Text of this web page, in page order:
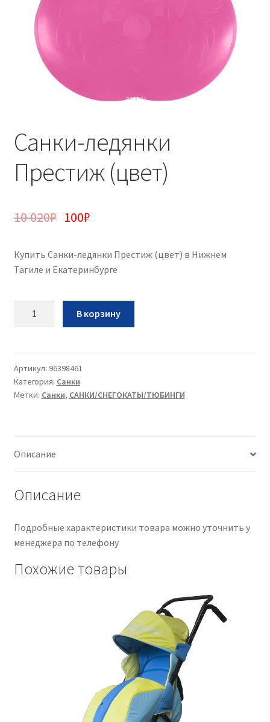
Санки-ледянки
Престиж (цвет)
10 020₽ 100₽
Купить Санки-ледянки Престиж (цвет) в Нижнем
Тагиле и Екатеринбурге
(цвет)
В корзину
Артикул: 96398461
Категория: Санки
Метки: Санки, САНКИ/СНЕГОКАТЫ/ТЮБИНГИ
Описание
Описание
Подробные характеристики товара можно уточнить у
менеджера по телефону
Похожие товары